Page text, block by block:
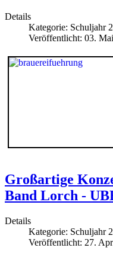
Details
Kategorie: Schuljahr
Veröffentlicht: 03.
Großartige
Band Lorch -
Details
Kategorie: Schuljahr
Veröffentlicht: 27.